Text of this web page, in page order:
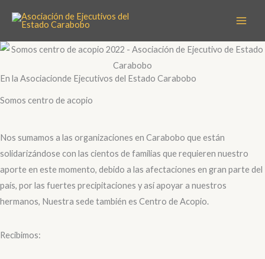
contenido
En la Asociacionde Ejecutivos del Estado Carabobo
Somos centro de acopio
Nos sumamos a las organizaciones en Carabobo que están
solidarizándose con las cientos de familias que requieren nuestro
aporte en este momento, debido a las afectaciones en gran parte del
país, por las fuertes precipitaciones y así apoyar a nuestros
hermanos, Nuestra sede también es Centro de Acopio.
Recibimos: